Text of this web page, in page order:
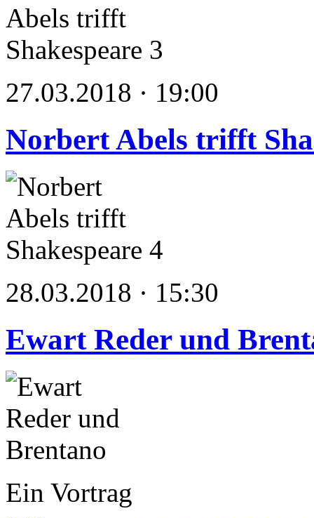
27.03.2018 · 19:00
Norbert Abels trifft
28.03.2018 · 15:30
Ewart Reder und
Ein Vortrag